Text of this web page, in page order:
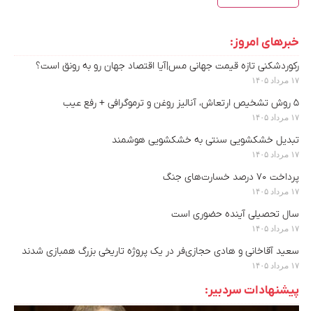
خبرهای امروز:
رکوردشکنی تازه قیمت جهانی مس|آیا اقتصاد جهان رو به رونق است؟
۱۷ مرداد ۱۴۰۵
۵ روش تشخیص ارتعاش، آنالیز روغن و ترموگرافی + رفع عیب
۱۷ مرداد ۱۴۰۵
تبدیل خشکشویی سنتی به خشکشویی هوشمند
۱۷ مرداد ۱۴۰۵
پرداخت ۷۰ درصد خسارت‌های جنگ
۱۷ مرداد ۱۴۰۵
سال تحصیلی آینده حضوری است
۱۷ مرداد ۱۴۰۵
سعید آقاخانی و هادی حجازی‌فر در یک پروژه تاریخی بزرگ همبازی شدند
۱۷ مرداد ۱۴۰۵
پیشنهادات سردبیر: